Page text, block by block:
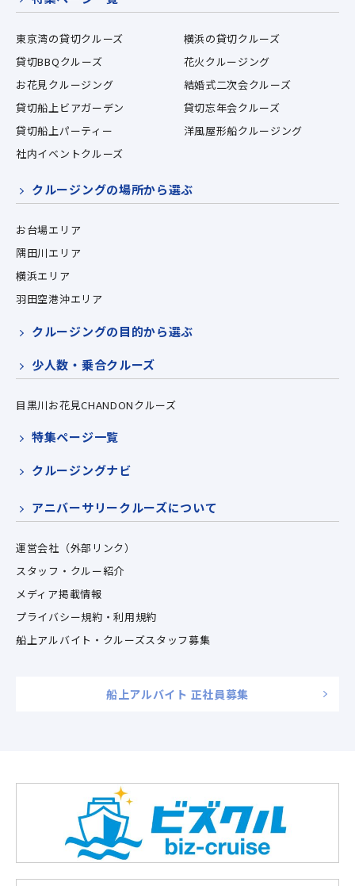
東京湾の貸切クルーズ
横浜の貸切クルーズ
貸切BBQクルーズ
花火クルージング
お花見クルージング
結婚式二次会クルーズ
貸切船上ビアガーデン
貸切忘年会クルーズ
貸切船上パーティー
洋風屋形船クルージング
社内イベントクルーズ
クルージングの場所から選ぶ
お台場エリア
隅田川エリア
横浜エリア
羽田空港沖エリア
クルージングの目的から選ぶ
少人数・乗合クルーズ
目黒川お花見CHANDONクルーズ
特集ページ一覧
クルージングナビ
アニバーサリークルーズについて
運営会社（外部リンク）
スタッフ・クルー紹介
メディア掲載情報
プライバシー規約・利用規約
船上アルバイト・クルーズスタッフ募集
船上アルバイト 正社員募集